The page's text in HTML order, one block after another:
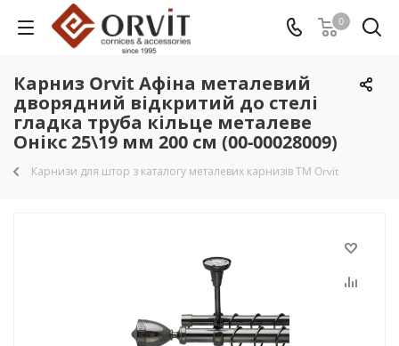
0
Карниз Orvit Афіна металевий
дворядний відкритий до стелі
гладка труба кільце металеве
Онікс 25\19 мм 200 см (00-00028009)
Карнизи для штор з каталогу металевих карнизів TM Orvit